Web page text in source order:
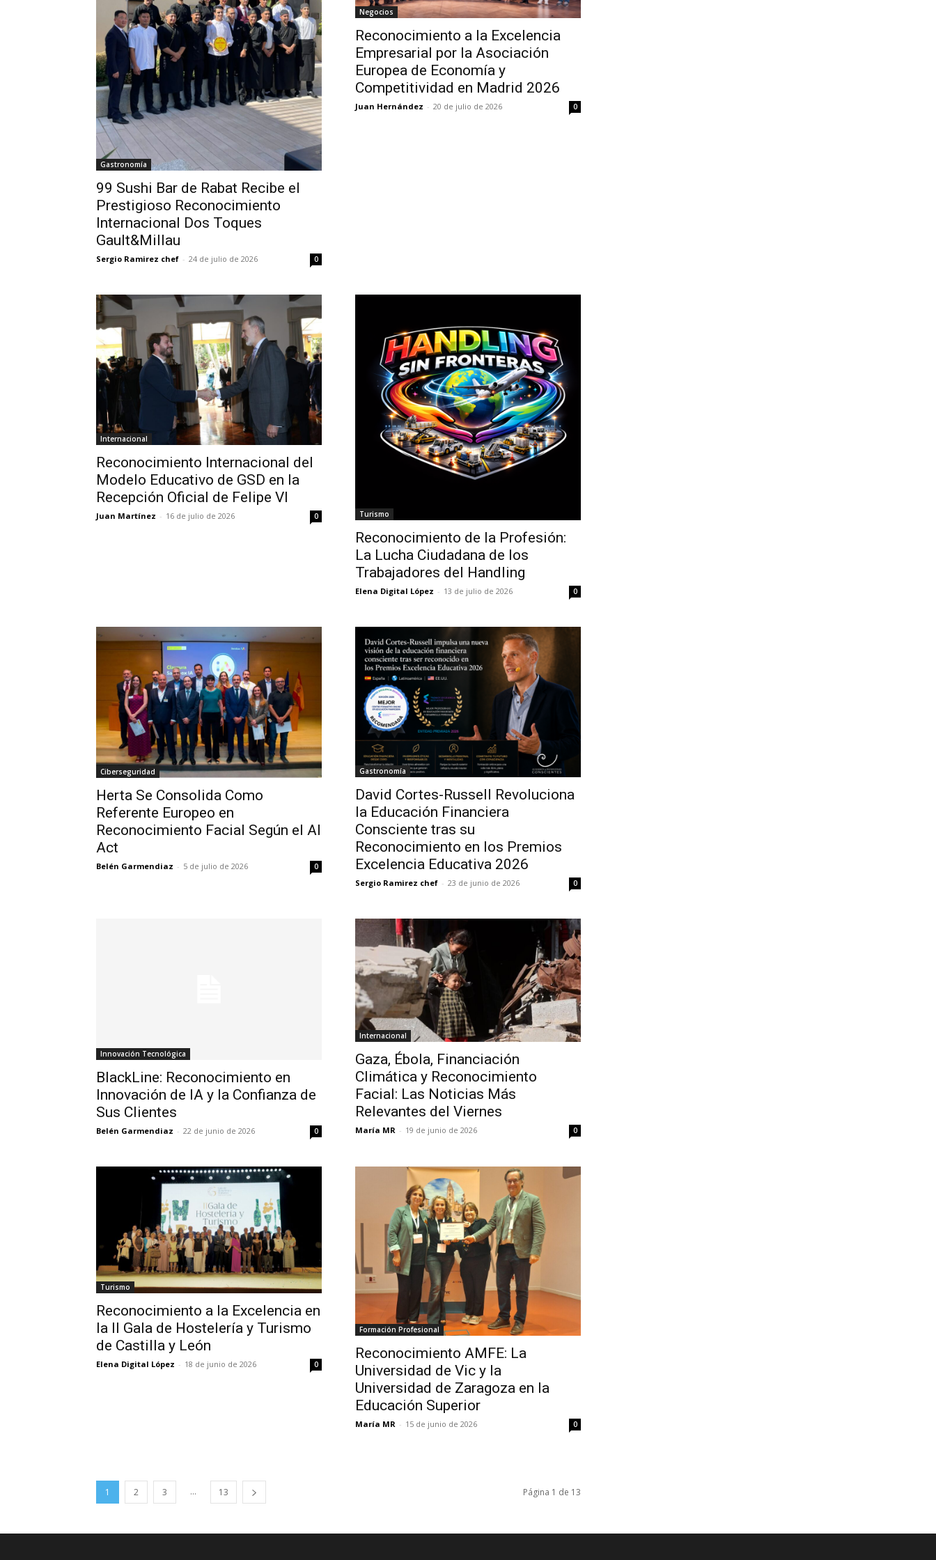
Gastronomía
99 Sushi Bar de Rabat Recibe el
Prestigioso Reconocimiento
Internacional Dos Toques
Gault&Millau
Sergio Ramirez chef - 24 de julio de 2026 0
Negocios
Reconocimiento a la Excelencia
Empresarial por la Asociación
Europea de Economía y
Competitividad en Madrid 2026
Juan Hernández - 20 de julio de 2026 0
Internacional
Reconocimiento Internacional del
Modelo Educativo de GSD en la
Recepción Oficial de Felipe VI
Juan Martínez - 16 de julio de 2026 0 Turismo
Reconocimiento de la Profesión:
La Lucha Ciudadana de los
Trabajadores del Handling
Elena Digital López - 13 de julio de 2026 0
Ciberseguridad
Herta Se Consolida Como
Referente Europeo en
Reconocimiento Facial Según el AI
Act
Belén Garmendiaz - 5 de julio de 2026 0
Gastronomía
David Cortes-Russell Revoluciona
la Educación Financiera
Consciente tras su
Reconocimiento en los Premios
Excelencia Educativa 2026
Sergio Ramirez chef - 23 de junio de 2026 0
Innovación Tecnológica
BlackLine: Reconocimiento en
Innovación de IA y la Confianza de
Sus Clientes
Belén Garmendiaz - 22 de junio de 2026 0
Internacional
Gaza, Ébola, Financiación
Climática y Reconocimiento
Facial: Las Noticias Más
Relevantes del Viernes
María MR - 19 de junio de 2026 0
Turismo
Reconocimiento a la Excelencia en
la II Gala de Hostelería y Turismo
de Castilla y León
Elena Digital López - 18 de junio de 2026 0
Formación Profesional
Reconocimiento AMFE: La
Universidad de Vic y la
Universidad de Zaragoza en la
Educación Superior
María MR - 15 de junio de 2026 0
1 2 3 ... 13 Página 1 de 13